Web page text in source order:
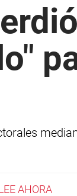
AHORA